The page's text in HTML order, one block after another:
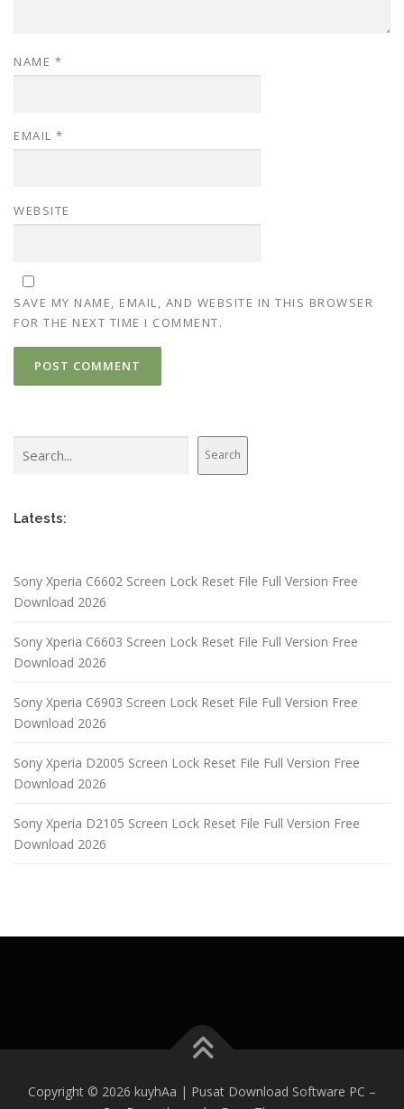
NAME *
EMAIL *
WEBSITE
SAVE MY NAME, EMAIL, AND WEBSITE IN THIS BROWSER
FOR THE NEXT TIME I COMMENT.
Search
Latests:
Sony Xperia C6602 Screen Lock Reset File Full Version Free
Download 2026
Sony Xperia C6603 Screen Lock Reset File Full Version Free
Download 2026
Sony Xperia C6903 Screen Lock Reset File Full Version Free
Download 2026
Sony Xperia D2005 Screen Lock Reset File Full Version Free
Download 2026
Sony Xperia D2105 Screen Lock Reset File Full Version Free
Download 2026
Copyright © 2026 kuyhAa | Pusat Download Software PC –